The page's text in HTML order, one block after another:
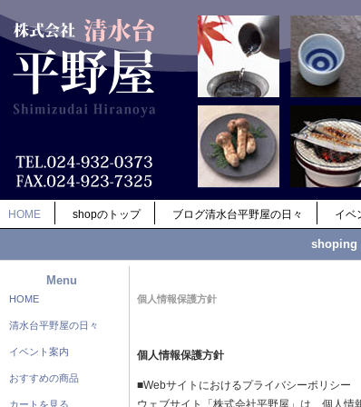
HOME shopのトップ ブログ清水台平野屋の日々 イベ
shoping
Menu
HOME
清水台平野屋の日々
イベント案内
おすすめの商品
カートを見る
個人情報保護方針
個人情報保護方針
■Webサイトにおけるプライバシーポリシー
ウェブサイト「株式会社平野屋」は、個人